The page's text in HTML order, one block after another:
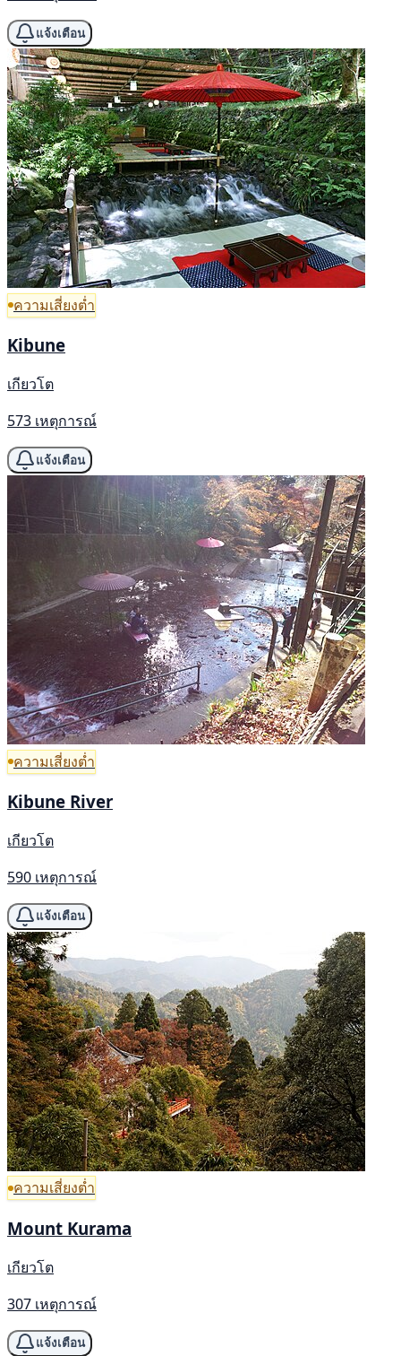
แจ้งเตือน
ความเสี่ยงต่ำ
Kibune
เกียวโต
573 เหตุการณ์
แจ้งเตือน
ความเสี่ยงต่ำ
Kibune River
เกียวโต
590 เหตุการณ์
แจ้งเตือน
ความเสี่ยงต่ำ
Mount Kurama
เกียวโต
307 เหตุการณ์
แจ้งเตือน